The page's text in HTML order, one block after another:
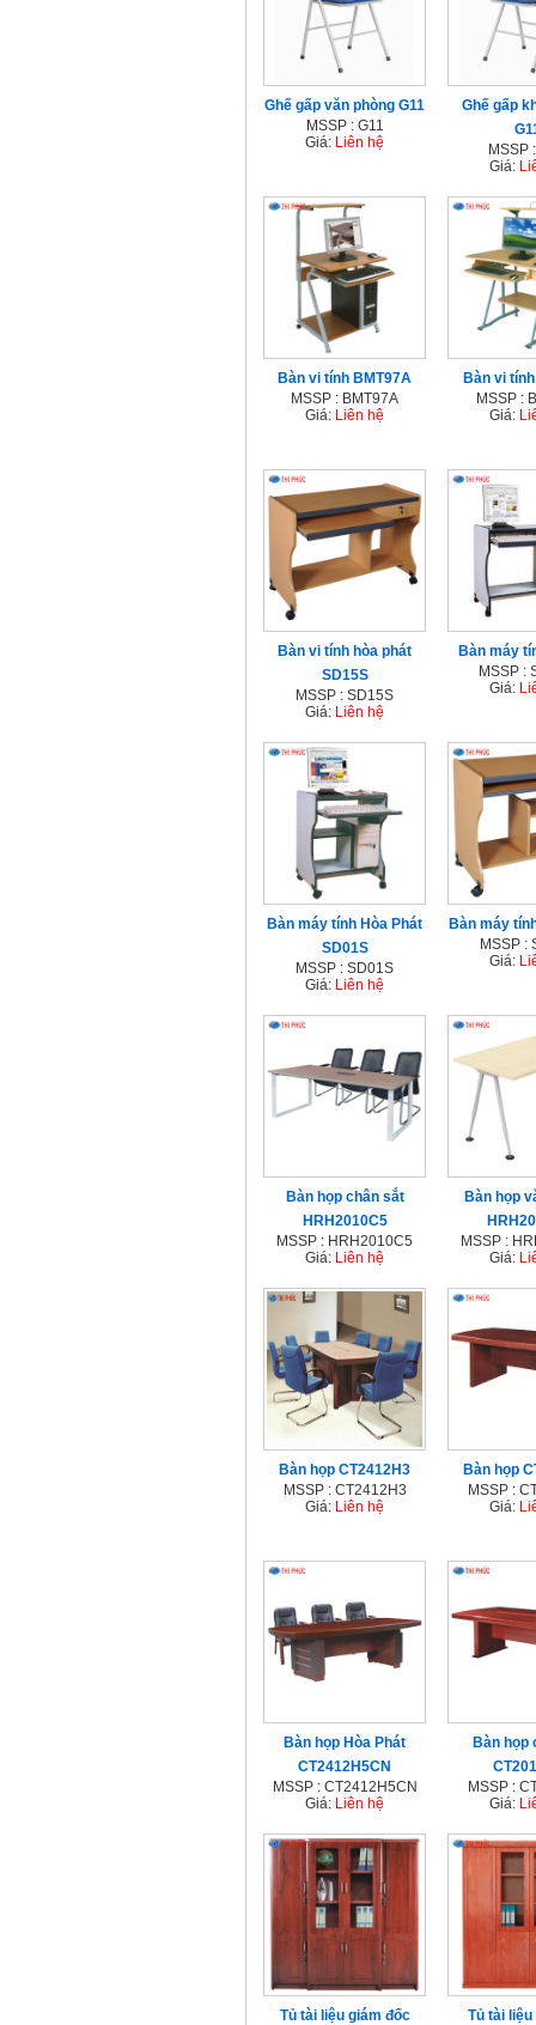
Ghế gấp văn phòng G11
MSSP : G11
Giá: Liên hệ
Ghế gấp
MSSP
Giá:
Bàn vi tính BMT97A
MSSP : BMT97A
Giá: Liên hệ
Bàn vi
MSSP :
Giá:
Bàn vi tính hòa phát
SD15S
MSSP : SD15S
Giá: Liên hệ
Bàn máy
MSSP :
Giá:
Bàn máy tính Hòa Phát
SD01S
MSSP : SD01S
Giá: Liên hệ
Bàn máy
MSSP :
Giá:
Bàn họp chân sắt
HRH2010C5
MSSP : HRH2010C5
Giá: Liên hệ
Bàn họp
MSSP :
Giá:
Bàn họp CT2412H3
MSSP : CT2412H3
Giá: Liên hệ
Bàn họp
MSSP :
Giá:
Bàn họp Hòa Phát
CT2412H5CN
MSSP : CT2412H5CN
Giá: Liên hệ
Bàn họp
MSSP :
Giá:
Tủ tài liệu giám đốc
Tủ tài liệu